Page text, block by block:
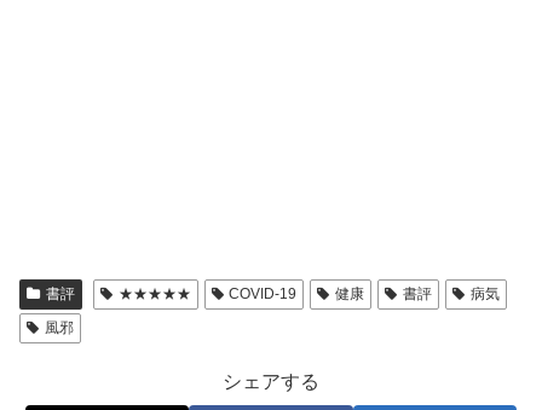
書評 ★★★★★ COVID-19 健康 書評
病気
風邪
シェアする